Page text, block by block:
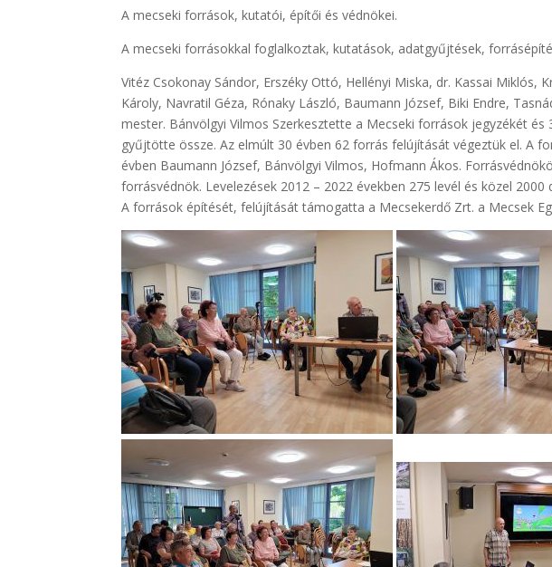
A mecseki források, kutatói, építői és védnökei.
A mecseki forrásokkal foglalkoztak, kutatások, adatgyűjtések,
Vitéz Csokonay Sándor, Erszéky Ottó, Hellényi Miska, dr. Kassai Miklós,
Károly, Navratil Géza, Rónaky László, Baumann József, Biki Endre,
mester. Bánvölgyi Vilmos Szerkesztette a Mecseki források jegyzékét
gyűjtötte össze. Az elmúlt 30 évben 62 forrás felújítását végeztük el. A
évben Baumann József, Bánvölgyi Vilmos, Hofmann Ákos.
forrásvédnök. Levelezések 2012 – 2022 években 275 levél és közel
A források építését, felújítását támogatta a Mecsekerdő Zrt. a Mecsek